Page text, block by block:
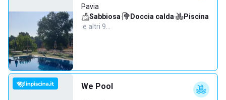
Pavia
Sabbiosa· Doccia calda·
Piscina
·e altri 9…
We Pool